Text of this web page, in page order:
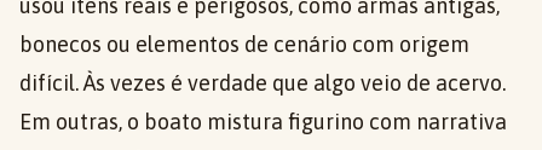
usou itens reais e perigosos, como armas antigas,
bonecos ou elementos de cenário com origem
difícil. Às vezes é verdade que algo veio de acervo.
Em outras, o boato mistura figurino com narrativa